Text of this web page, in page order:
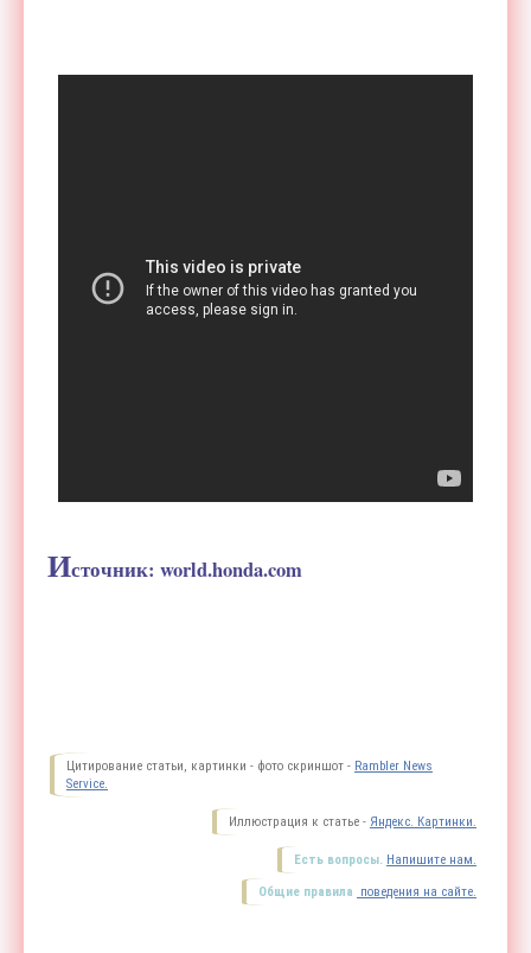
Источник: world.honda.com
Цитирование статьи, картинки - фото скриншот - Rambler News
Service.
Иллюстрация к статье - Яндекс. Картинки.
Есть вопросы. Напишите нам.
Общие правила поведения на сайте.